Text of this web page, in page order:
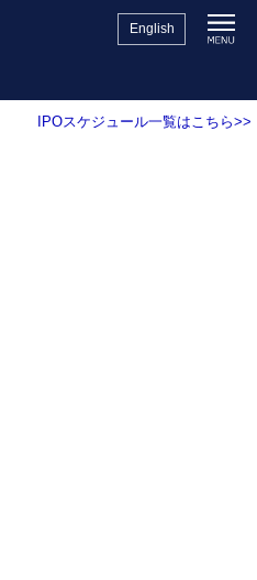
English
IPOスケジュール一覧はこちら>>